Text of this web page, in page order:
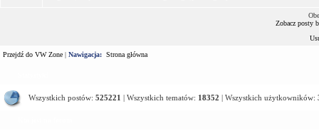
Zobacz posty
Przejdź do VW Zone | Nawigacja: Strona główna
Wszystkich postów: 525221 | Wszystkich tematów: 18352 | Wszystkich użytkowników: